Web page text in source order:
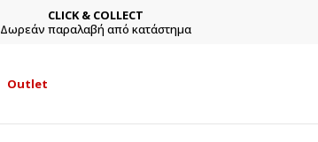
CLICK & COLLECT
Δωρεάν παραλαβή από κατάστημα
Outlet